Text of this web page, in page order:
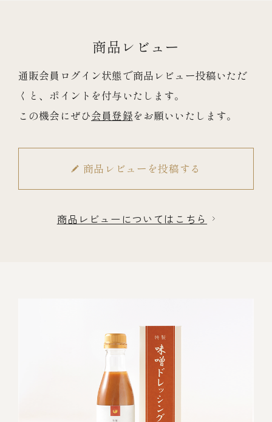
ご利用ガイド
商品レビュー
通販会員ログイン状態で商品レビュー投稿いただ
くと、ポイントを付与いたします。
この機会にぜひ会員登録をお願いいたします。
商品レビューを投稿する
商品レビューについてはこちら